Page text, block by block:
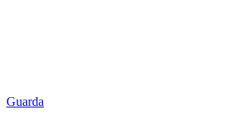
Guarda